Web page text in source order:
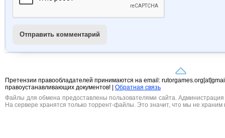
Отправить комментарий
Претензии правообладателей принимаются на email:
правоустанавливающих документов! |
Обратная связь
Файлы для обмена предоставлены пользователями сайта. Администрация
На сервере хранятся только торрент-файлы. Это значит, что мы не